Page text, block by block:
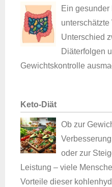
Ein gesunder
Unterschied
Diäterfolgen
Gewichtskontrolle
Keto-Diät
Ob zur
oder zur
Leistung – viele
Vorteile dieser